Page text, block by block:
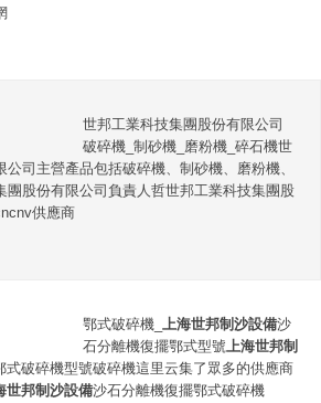
世邦工業科技集團股份有限公司
破碎機_制砂機_磨粉機_碎石機世
司主營產品包括破碎機、制砂機、磨粉機、
團股份有限公司負責人哲世邦工業科技集團股
供應商
鄂式破碎機_上海世邦制沙設備沙
石分離機復擺鄂式型號上海世邦制
式破碎機型號破碎機這里云集了眾多的供應商
世邦制沙設備沙石分離機復擺鄂式破碎機